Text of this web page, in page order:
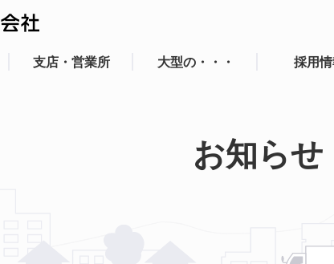
支店・営業所 大型の・・・ 採用
お知らせ